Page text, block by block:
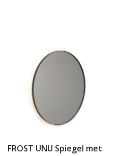
FROST UNU Spiegel met